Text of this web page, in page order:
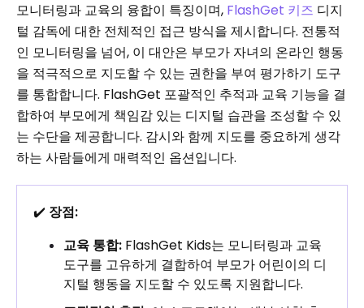
모니터링과 교육의 융합이 특징이며, FlashGet 키즈 디지
털 감독에 대한 전체적인 접근 방식을 제시합니다. 전통적
인 모니터링을 넘어, 이 대안은 부모가 자녀의 온라인 행동
을 적극적으로 지도할 수 있는 권한을 부여 평가하기 도구
를 통합합니다. FlashGet 포괄적인 추적과 교육 기능을 결
합하여 부모에게 책임감 있는 디지털 습관을 조성할 수 있
는 수단을 제공합니다. 감시와 함께 지도를 중요하게 생각
하는 사람들에게 매력적인 옵션입니다.
✔️ 장점:
교육 통합: FlashGet Kids는 모니터링과 교육
도구를 고유하게 결합하여 부모가 어린이의 디
지털 행동을 지도할 수 있도록 지원합니다.